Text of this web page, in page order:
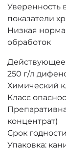
Уверенность
показатели
Низкая норма
обработок
Действующее
250 г/л
Химический
Класс
концентрат)
Срок
Упаковка: